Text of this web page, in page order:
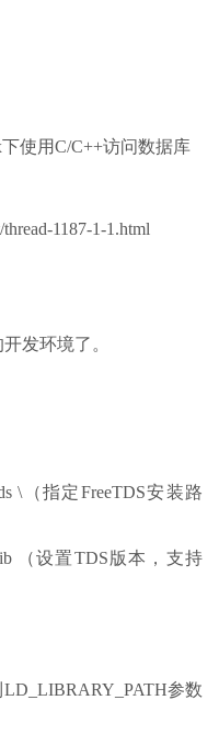
使用C/C++访问数据库
1187-1-1.html
发环境了。
\（指定FreeTDS安装路
（设置TDS版本，支持
参数